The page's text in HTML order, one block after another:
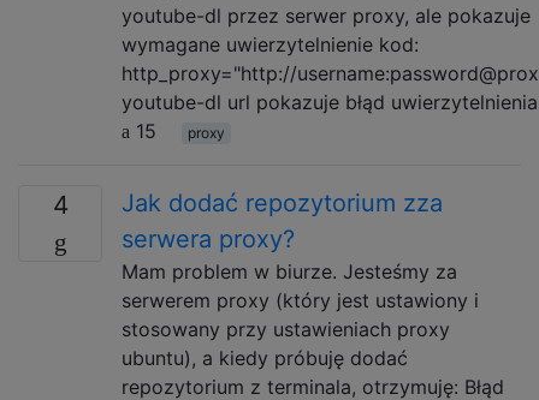
youtube-dl przez serwer proxy, ale pokazuje
wymagane uwierzytelnienie kod:
http_proxy="http://
youtube-dl url pokazuje błąd uwierzytelnienia
15
proxy
4
Jak dodać repozytorium zza
serwera proxy?
Mam problem w biurze. Jesteśmy za
serwerem proxy (który jest ustawiony i
stosowany przy ustawieniach proxy
ubuntu), a kiedy próbuję dodać
repozytorium z terminala, otrzymuję: Błąd